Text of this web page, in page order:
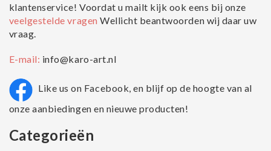
klantenservice! Voordat u mailt kijk ook eens bij onze
veelgestelde vragenWellicht beantwoorden wij daar uw
vraag.
E-mail: info@karo-art.nl
Like us on Facebook, en blijf op de hoogte van al
onze aanbiedingen en nieuwe producten!
Categorieën